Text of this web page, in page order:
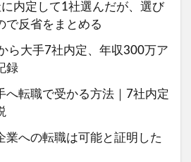
内定して1社選んだが、選び
で反省をまとめる
ら大手7社内定、年収300万ア
録
へ転職で受かる方法｜7社内定
業への転職は可能と証明した